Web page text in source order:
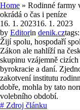
Home » Rodinné farmy
okrádá o čas i peníze
16. 1. 202316. 1. 2023
by Editorin denik.cztags:
Žijí spolu, hospodaří
Zákon ale nahlíží na
skupinu vzájemně
byrokracie a daní.
zakotvení institutu
dobře, mohla by tato
volebního období.
# Zdroj článku